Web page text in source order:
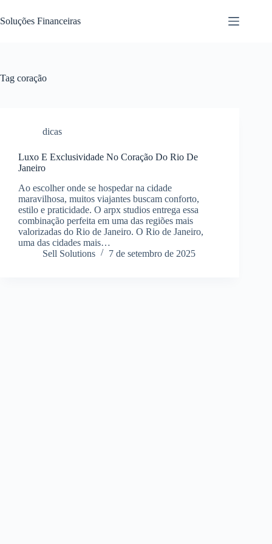
para
o
Soluções Financeiras
Tag coração
dicas
Luxo E Exclusividade No Coração Do Rio De
Janeiro
Ao escolher onde se hospedar na cidade
maravilhosa, muitos viajantes buscam conforto,
estilo e praticidade. O arpx studios entrega essa
combinação perfeita em uma das regiões mais
valorizadas do Rio de Janeiro. O Rio de Janeiro,
uma das cidades mais…
Sell Solutions
7 de setembro de 2025